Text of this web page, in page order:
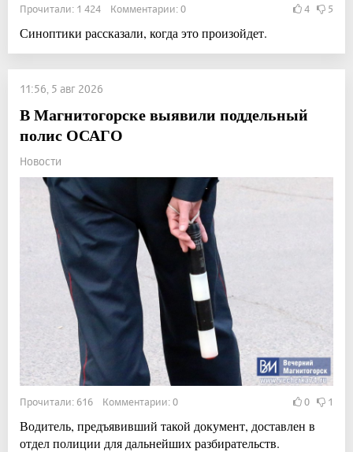
Прочитали: 1 424 Комментарии: 0 4 5
Синоптики рассказали, когда это произойдет.
11:56, 5 авг 2026
В Магнитогорске выявили поддельный
полис ОСАГО
Новости
Прочитали: 616 Комментарии: 0 0 1
Водитель, предъявивший такой документ, доставлен в
отдел полиции для дальнейших разбирательств.